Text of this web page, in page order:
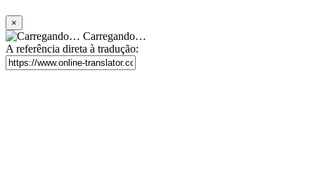
×
Carregando…
A referência direta à tradução: